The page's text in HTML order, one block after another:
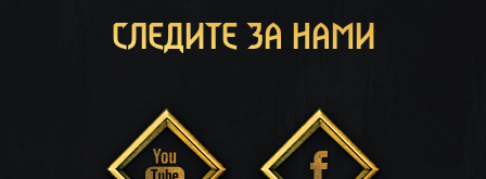
СЛЕДИТЕ ЗА НАМИ